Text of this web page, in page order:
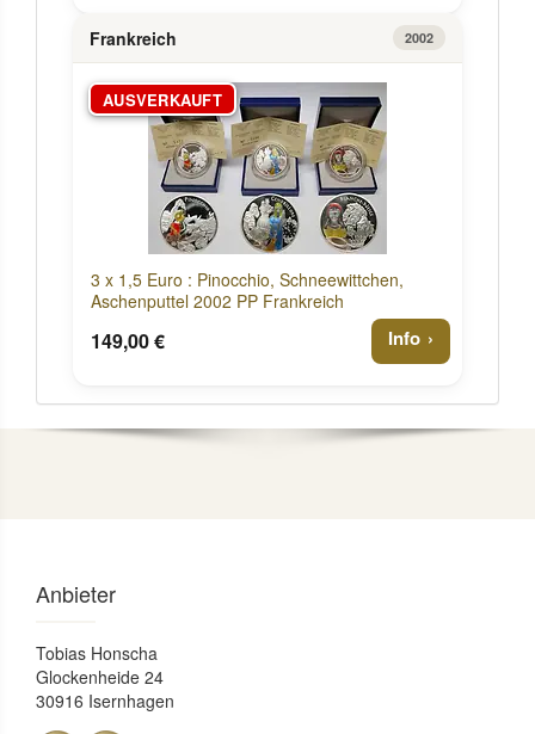
Frankreich 2002
AUSVERKAUFT
3 x 1,5 Euro : Pinocchio, Schneewittchen,
Aschenputtel 2002 PP Frankreich
149,00 € Info
Anbieter
Tobias Honscha
Glockenheide 24
30916 Isernhagen